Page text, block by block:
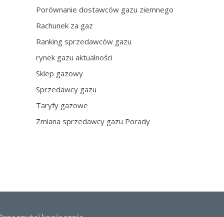
Porównanie dostawców gazu ziemnego
Rachunek za gaz
Ranking sprzedawców gazu
rynek gazu aktualności
Sklep gazowy
Sprzedawcy gazu
Taryfy gazowe
Zmiana sprzedawcy gazu Porady